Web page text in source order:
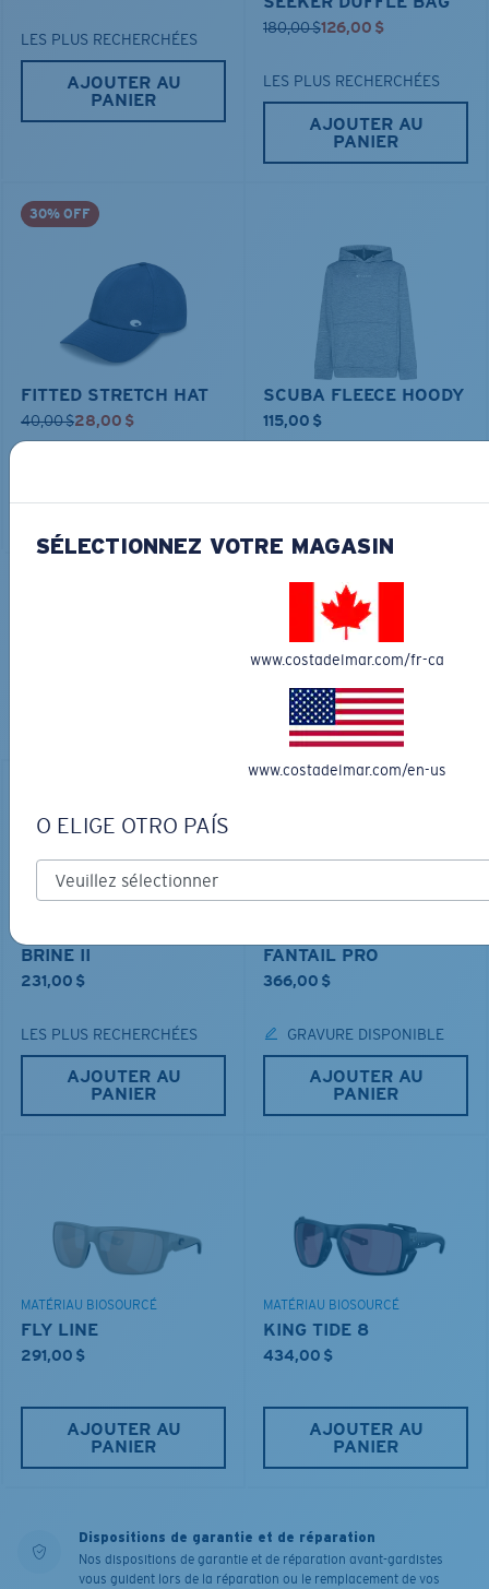
LES PLUS RECHERCHÉES
AJOUTER AU
PANIER
180,00 $126,00 $
LES PLUS RECHERCHÉES
AJOUTER AU
PANIER
30% OFF
FITTED STRETCH HAT
40,00 $28,00 $
SCUBA FLEECE HOODY
115,00 $
COURONNEZ VOTRE AVENTURE
AVEC LES LUNETTES DE SOLEIL
PARFAITES
Découvrez des lunettes conçues pour chaque aventure
BRINE II
231,00 $
LES PLUS RECHERCHÉES
AJOUTER AU
PANIER
FANTAIL PRO
366,00 $
GRAVURE DISPONIBLE
AJOUTER AU
PANIER
MATÉRIAU BIOSOURCÉ
FLY LINE
291,00 $
AJOUTER AU
PANIER
MATÉRIAU BIOSOURCÉ
KING TIDE 8
434,00 $
AJOUTER AU
PANIER
Dispositions de garantie et de réparation
Nos dispositions de garantie et de réparation avant-gardistes
vous guident lors de la réparation ou le remplacement de vos
SÉLECTIONNEZ VOTRE MAGASIN
www.costadelmar.com/fr-ca
www.costadelmar.com/en-us
O ELIGE OTRO PAÍS